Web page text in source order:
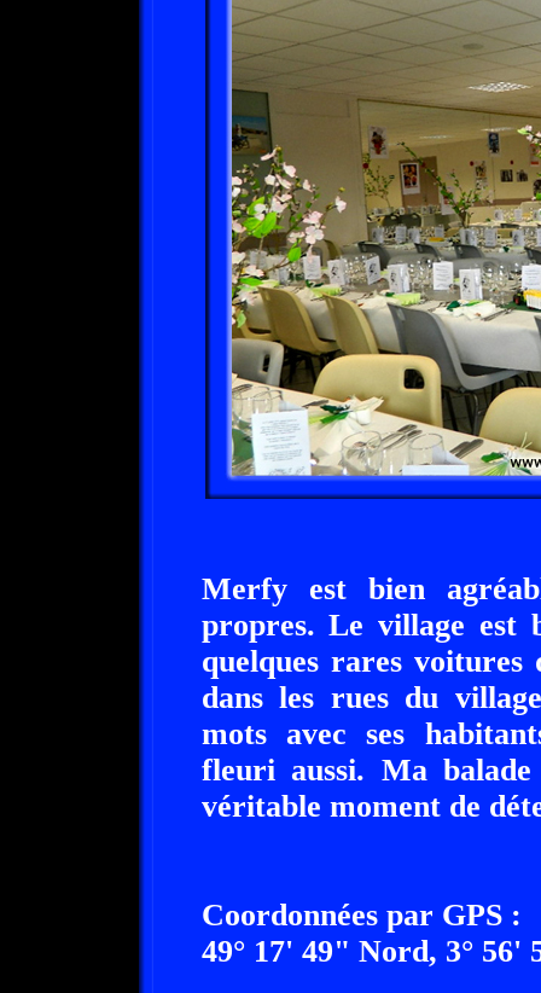
Merfy est bien
propres. Le village est
quelques rares voitures
dans les rues du
mots avec ses
fleuri aussi. Ma
véritable moment de
Coordonnées par GPS :
49° 17' 49" Nord, 3° 56'